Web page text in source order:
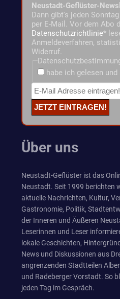
Neustadt-Geflüster-
Dann gibt's jeden
per E-Mail. Vor dem Abo
Datenschutzrichtlinie*
Anmeldeverfahren,
Widerruf.
habe ich gelesen und
Über uns
Neustadt-Geflüster ist das
Neustadt. Seit 1999 berichten
aktuelle Nachrichten, Kultur,
Gastronomie, Politik,
der Inneren und Äußeren
Leserinnen und Leser
lokale Geschichten,
News und Diskussionen aus
angrenzenden Stadtteilen
und Radeberger Vorstadt. So
jeden Tag im Gespräch.